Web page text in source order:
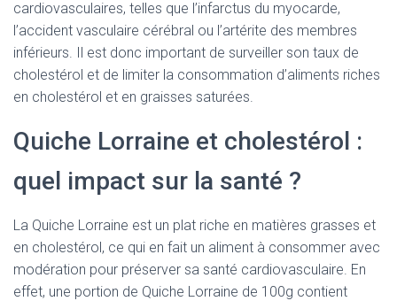
cardiovasculaires, telles que l’infarctus du myocarde,
l’accident vasculaire cérébral ou l’artérite des membres
inférieurs. Il est donc important de surveiller son taux de
cholestérol et de limiter la consommation d’aliments riches
en cholestérol et en graisses saturées.
Quiche Lorraine et cholestérol :
quel impact sur la santé ?
La Quiche Lorraine est un plat riche en matières grasses et
en cholestérol, ce qui en fait un aliment à consommer avec
modération pour préserver sa santé cardiovasculaire. En
effet, une portion de Quiche Lorraine de 100g contient